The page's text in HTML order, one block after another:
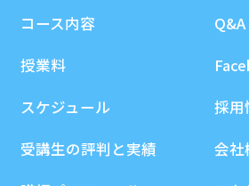
コース内容
授業料
スケジュール
受講生の評判と実績
Q&A
採用
会社